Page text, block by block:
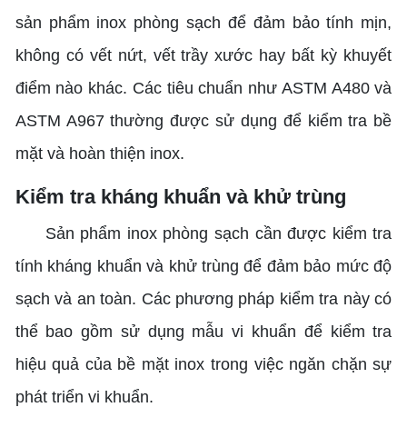
sản phẩm inox phòng sạch để đảm bảo tính mịn,
không có vết nứt, vết trầy xước hay bất kỳ khuyết
điểm nào khác. Các tiêu chuẩn như ASTM A480 và
ASTM A967 thường được sử dụng để kiểm tra bề
mặt và hoàn thiện inox.
Kiểm tra kháng khuẩn và khử trùng
Sản phẩm inox phòng sạch cần được kiểm tra
tính kháng khuẩn và khử trùng để đảm bảo mức độ
sạch và an toàn. Các phương pháp kiểm tra này có
thể bao gồm sử dụng mẫu vi khuẩn để kiểm tra
hiệu quả của bề mặt inox trong việc ngăn chặn sự
phát triển vi khuẩn.